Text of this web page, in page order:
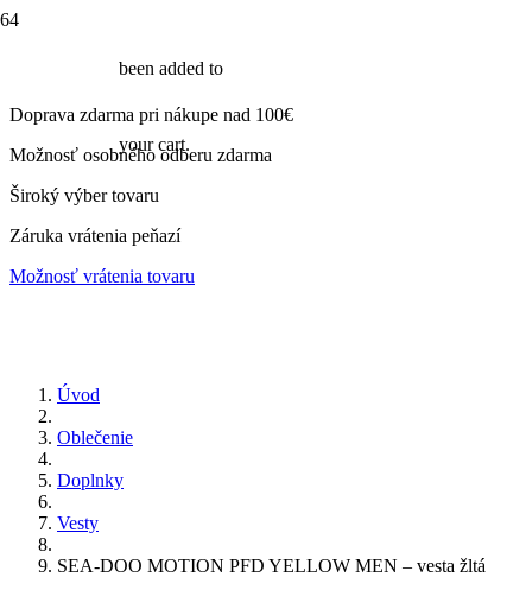
been added to
your cart.
Doprava zdarma pri nákupe nad 100€
Možnosť osobného odberu zdarma
Široký výber tovaru
Záruka vrátenia peňazí
Možnosť vrátenia tovaru
Úvod
Oblečenie
Doplnky
Vesty
SEA-DOO MOTION PFD YELLOW MEN – vesta žltá